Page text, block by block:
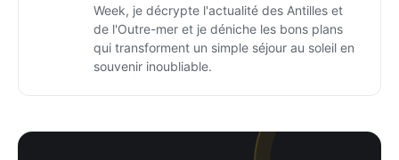
Week, je décrypte l'actualité des Antilles et
de l'Outre-mer et je déniche les bons plans
qui transforment un simple séjour au soleil en
souvenir inoubliable.